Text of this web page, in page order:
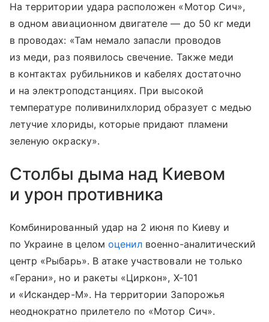
На территории удара расположен «Мотор Сич»,
в одном авиационном двигателе — до 50 кг меди
в проводах: «Там немало запасли проводов
из меди, раз появилось свечение. Также меди
в контактах рубильников и кабелях достаточно
и на электроподстанциях. При высокой
температуре поливинилхлорид образует с медью
летучие хлориды, которые придают пламени
зеленую окраску».
Столбы дыма над Киевом
и урон противника
Комбинированный удар на 2 июня по Киеву и
по Украине в целом оценил военно-аналитический
центр «Рыбарь». В атаке участвовали не только
«Герани», но и ракеты «Циркон», Х-101
и «Искандер-М». На территории Запорожья
неоднократно прилетело по «Мотор Сич».